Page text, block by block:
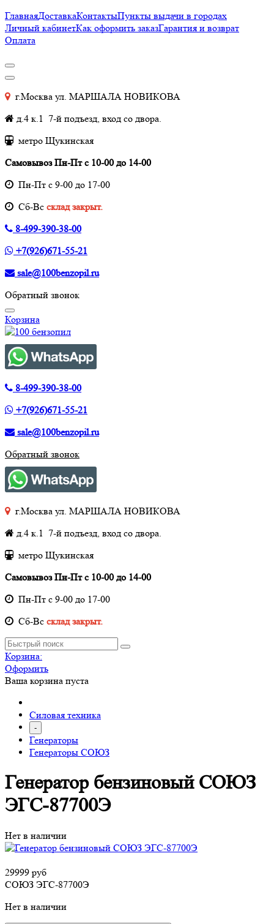
ГлавнаяДоставкаКонтактыПункты выдачи в городах
Личный кабинетКак оформить заказГарантия и возврат
Оплата
г.Москва ул. МАРШАЛА НОВИКОВА
д.4 к.1 7-й подъезд, вход со двора.
метро Щукинская
Самовывоз Пн-Пт с 10-00 до 14-00
Пн-Пт с 9-00 до 17-00
Cб-Вс склад закрыт.
8-499-390-38-00
+7(926)671-55-21
sale@100benzopil.ru
Обратный звонок
Корзина
8-499-390-38-00
+7(926)671-55-21
sale@100benzopil.ru
Обратный звонок
г.Москва ул. МАРШАЛА НОВИКОВА
д.4 к.1 7-й подъезд, вход со двора.
метро Щукинская
Самовывоз Пн-Пт с 10-00 до 14-00
Пн-Пт с 9-00 до 17-00
Cб-Вс склад закрыт.
Корзина:
Оформить
Ваша корзина пуста
Силовая техника
-
Генераторы
Генераторы СОЮЗ
Генератор бензиновый СОЮЗ
ЭГС-87700Э
Нет в наличии
29999 руб
СОЮЗ ЭГС-87700Э
Нет в наличии